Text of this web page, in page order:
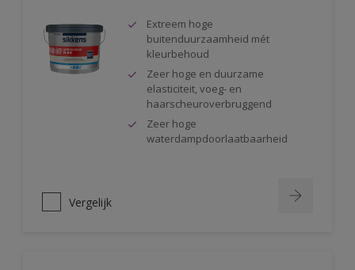
Extreem hoge
buitenduurzaamheid mét
kleurbehoud
Zeer hoge en duurzame
elasticiteit, voeg- en
haarscheuroverbruggend
Zeer hoge
waterdampdoorlaatbaarheid
Vergelijk